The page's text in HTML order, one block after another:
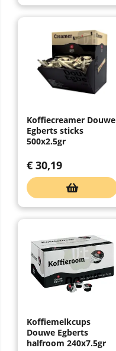
Koffiecreamer Douwe
Egberts sticks
500x2.5gr
€ 30,19
Koffiemelkcups
Douwe Egberts
halfroom 240x7.5gr